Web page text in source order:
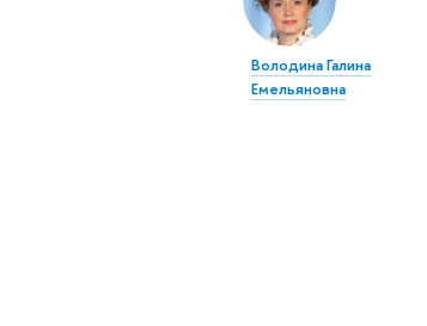
Володина Галина
Емельяновна